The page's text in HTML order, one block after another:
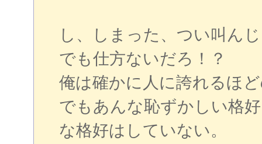
し、しまった、つい叫ん
でも仕方ないだろ！？
俺は確かに人に誇れるほ
でもあんな恥ずかしい格
な格好はしていない。